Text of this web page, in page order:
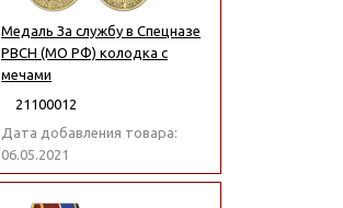
Медаль За службу в Спецназе
РВСН (МО РФ) колодка с
мечами
21100012
Дата добавления товара:
06.05.2021